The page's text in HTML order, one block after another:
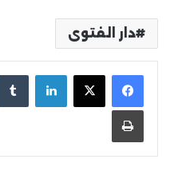
دار الفتوى
لينكدإن
طباعة